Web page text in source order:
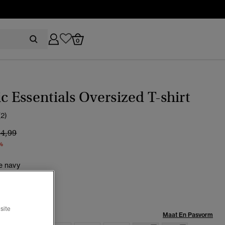
0
Essentials Oversized T-shirt
verlaagd van
naar
navy
Maat En Pasvorm